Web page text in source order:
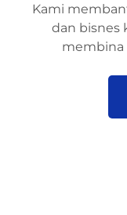
Kami
dan bisnes
membina